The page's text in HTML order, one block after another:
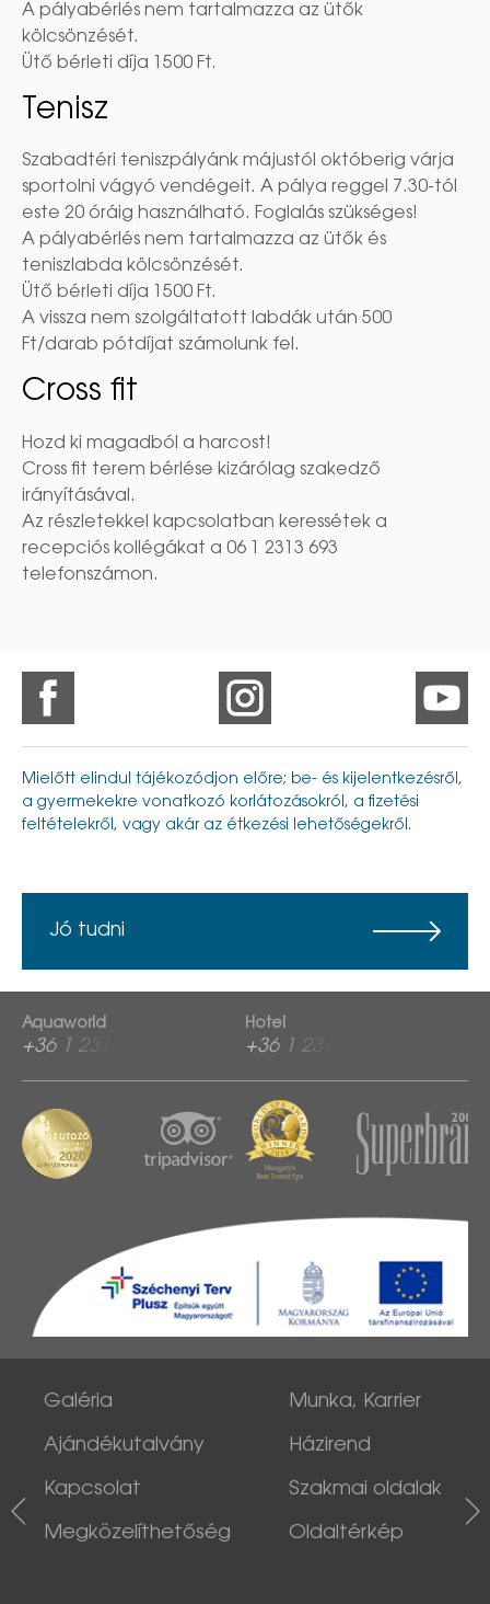
A pályabérlés nem tartalmazza az ütők
kölcsönzését.
Ütő bérleti díja 1500 Ft.
Tenisz
Szabadtéri teniszpályánk májustól októberig várja
sportolni vágyó vendégeit. A pálya reggel 7.30-tól
este 20 óráig használható. Foglalás szükséges!
A pályabérlés nem tartalmazza az ütők és
teniszlabda kölcsönzését.
Ütő bérleti díja 1500 Ft.
A vissza nem szolgáltatott labdák után 500
Ft/darab pótdíjat számolunk fel.
Cross fit
Hozd ki magadból a harcost!
Cross fit terem bérlése kizárólag szakedző
irányításával.
Az részletekkel kapcsolatban keressétek a
recepciós kollégákat a 06 1 2313 693
telefonszámon.
Mielőtt elindul tájékozódjon előre; be- és kijelentkezésről,
a gyermekekre vonatkozó korlátozásokról, a fizetési
feltételekről, vagy akár az étkezési lehetőségekről.
Jó tudni
Aquaworld
+36 1 2313 760
Hotel
+36 1 2313 600
Galéria
Ajándékutalvány
Kapcsolat
Megközelíthetőség
Munka, Karrier
Házirend
Szakmai oldalak
Oldaltérkép